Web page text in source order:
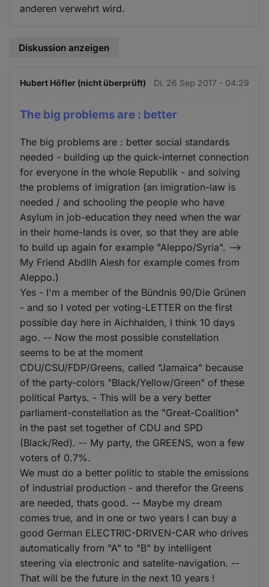
anderen verwehrt wird.
Diskussion anzeigen
Hubert Höfler (nicht überprüft) Di. 26 Sep 2017 - 04:29
The big problems are : better
The big problems are : better social standards
needed - building up the quick-internet connection
for everyone in the whole Republik - and solving
the problems of imigration (an imigration-law is
needed / and schooling the people who have
Asylum in job-education they need when the war
in their home-lands is over, so that they are able
to build up again for example "Aleppo/Syria". -->
My Friend Abdllh Alesh for example comes from
Aleppo.)
Yes - I'm a member of the Bündnis 90/Die Grünen
- and so I voted per voting-LETTER on the first
possible day here in Aichhalden, I think 10 days
ago. -- Now the most possible constellation
seems to be at the moment
CDU/CSU/FDP/Greens, called "Jamaica" because
of the party-colors "Black/Yellow/Green" of these
political Partys. - This will be a very better
parliament-constellation as the "Great-Coalition"
in the past set together of CDU and SPD
(Black/Red). -- My party, the GREENS, won a few
voters of 0.7%.
We must do a better politic to stable the emissions
of industrial production - and therefor the Greens
are needed, thats good. -- Maybe my dream
comes true, and in one or two years I can buy a
good German ELECTRIC-DRIVEN-CAR who drives
automatically from "A" to "B" by intelligent
steering via electronic and satelite-navigation. --
That will be the future in the next 10 years !